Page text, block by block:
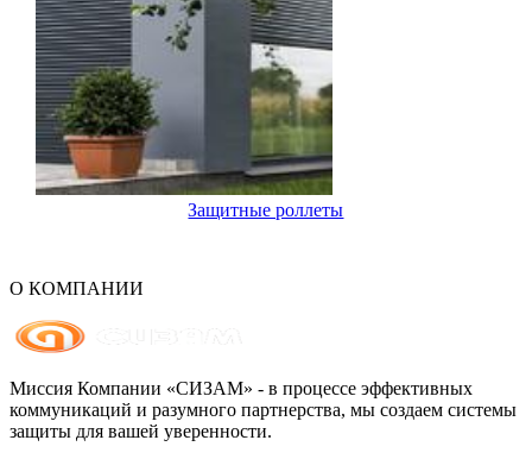
Защитные роллеты
О КОМПАНИИ
Миссия Компании «СИЗАМ» - в процессе эффективных
коммуникаций и разумного партнерства, мы создаем системы
защиты для вашей уверенности.